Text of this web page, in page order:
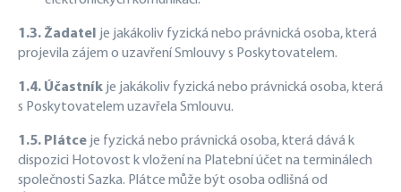
1.3. Žadatel je jakákoliv fyzická nebo právnická osoba, která
projevila zájem o uzavření Smlouvy s Poskytovatelem.
1.4. Účastník je jakákoliv fyzická nebo právnická osoba, která
s Poskytovatelem uzavřela Smlouvu.
1.5. Plátce je fyzická nebo právnická osoba, která dává k
dispozici Hotovost k vložení na Platební účet na terminálech
společnosti Sazka. Plátce může být osoba odlišná od